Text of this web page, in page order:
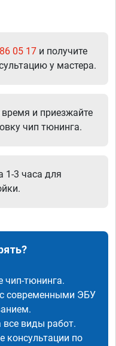
05 17 и получите
у мастера.
и приезжайте
чип тюнинга.
1-3 часа для
чип-тюнинга.
современными ЭБУ
виды работ.
консультации по